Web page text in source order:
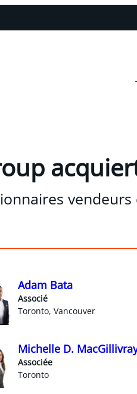
vendeurs
Adam Bata
Associé
Toronto, Vancouver
Michelle D.
Associée
Toronto